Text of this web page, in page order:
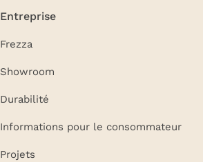
Entreprise
Frezza
Showroom
Durabilité
Informations pour le consommateur
Projets